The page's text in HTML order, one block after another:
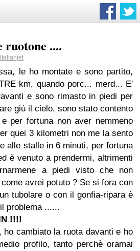
ruotone ....
Italianjet
le ho montate e sono partito,
km, quando porc... merd... E'
e sono rimasto in piedi per
giù il cielo, sono stato contento
per fortuna non aver nemmeno
quei 3 kilometri non me la sento
alle stalle in 6 minuti, per fortuna
è venuto a prendermi, altrimenti
a piedi visto che non
avrei potuto ? Se si fora con
tubolare o con il gonfia-ripara è
problema ......
!!!!
ho cambiato la ruota davanti e ho
profilo, tanto perchè oramai